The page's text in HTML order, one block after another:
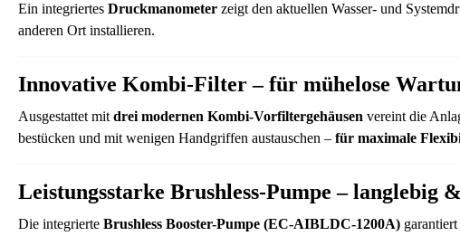
Ein integriertes Druckmanometer zeigt den aktuellen Wasser- und
anderen Ort installieren.
Innovative Kombi-Filter – für mühelose
Ausgestattet mit drei modernen Kombi-Vorfiltergehäusen vereint die
bestücken und mit wenigen Handgriffen austauschen – für maximale
Leistungsstarke Brushless-Pumpe – langlebig
Die integrierte Brushless Booster-Pumpe (EC-AIBLDC-1200A)